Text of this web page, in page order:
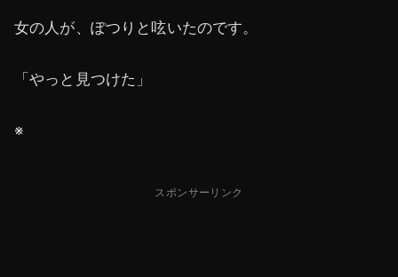
女の人が、ぽつりと呟いたのです。
「やっと見つけた」
※
スポンサーリンク